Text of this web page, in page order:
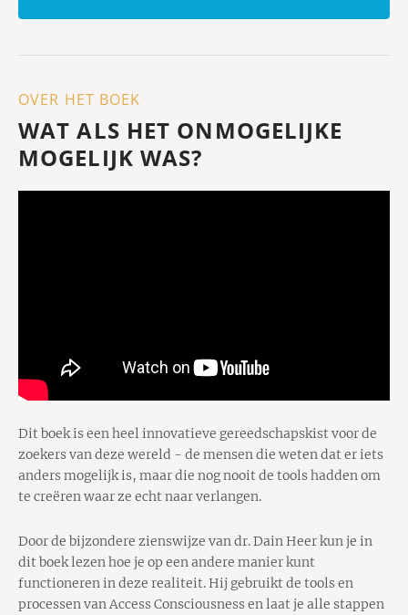
OVER HET BOEK
WAT ALS HET ONMOGELIJKE
MOGELIJK WAS?
Dit boek is een heel innovatieve gereedschapskist voor de
zoekers van deze wereld - de mensen die weten dat er iets
anders mogelijk is, maar die nog nooit de tools hadden om
te creëren waar ze echt naar verlangen.
Door de bijzondere zienswijze van dr. Dain Heer kun je in
dit boek lezen hoe je op een andere manier kunt
functioneren in deze realiteit. Hij gebruikt de tools en
processen van Access Consciousness en laat je alle stappen